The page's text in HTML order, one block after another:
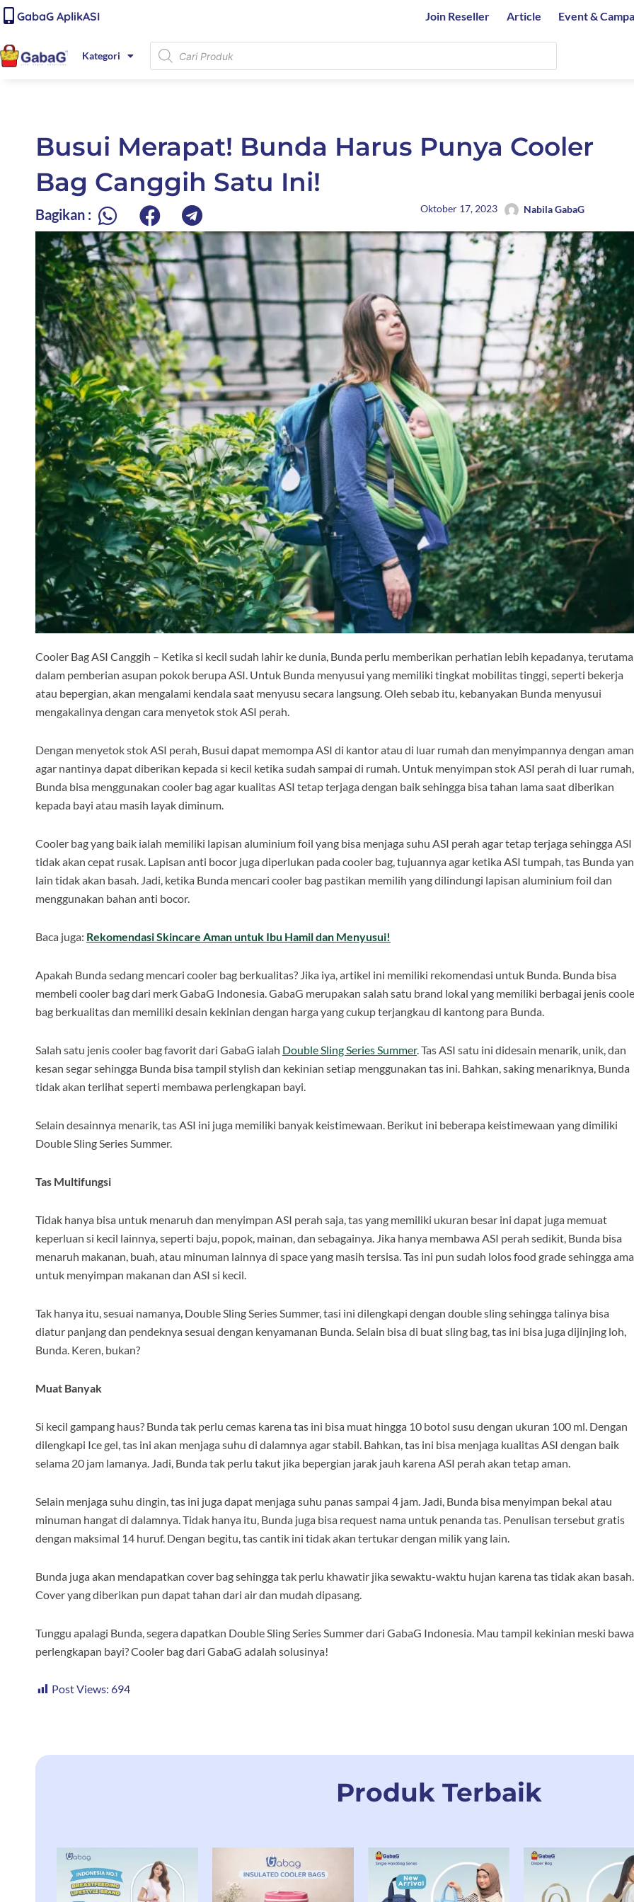
content
Lewati
ke
konten
GabaG AplikASI Join Reseller Article Event &
Kategori
Products
search
Busui Merapat! Bunda Harus Punya Cooler
Bag Canggih Satu Ini!
Bagikan : Oktober 17, 2023 Nabila GabaG
Cooler Bag ASI Canggih – Ketika si kecil sudah lahir ke dunia, Bunda perlu memberikan perhatian lebih kepadanya, terutama
dalam pemberian asupan pokok berupa ASI. Untuk Bunda menyusui yang memiliki tingkat mobilitas tinggi, seperti bekerja
atau bepergian, akan mengalami kendala saat menyusu secara langsung. Oleh sebab itu, kebanyakan Bunda menyusui
mengakalinya dengan cara menyetok stok ASI perah.
Dengan menyetok stok ASI perah, Busui dapat memompa ASI di kantor atau di luar rumah dan menyimpannya dengan aman
agar nantinya dapat diberikan kepada si kecil ketika sudah sampai di rumah. Untuk menyimpan stok ASI perah di luar rumah,
Bunda bisa menggunakan cooler bag agar kualitas ASI tetap terjaga dengan baik sehingga bisa tahan lama saat diberikan
kepada bayi atau masih layak diminum.
Cooler bag yang baik ialah memiliki lapisan aluminium foil yang bisa menjaga suhu ASI perah agar tetap terjaga sehingga ASI
tidak akan cepat rusak. Lapisan anti bocor juga diperlukan pada cooler bag, tujuannya agar ketika ASI tumpah, tas Bunda
lain tidak akan basah. Jadi, ketika Bunda mencari cooler bag pastikan memilih yang dilindungi lapisan aluminium foil dan
menggunakan bahan anti bocor.
Baca juga: Rekomendasi Skincare Aman untuk Ibu Hamil dan Menyusui!
Apakah Bunda sedang mencari cooler bag berkualitas? Jika iya, artikel ini memiliki rekomendasi untuk Bunda. Bunda bisa
membeli cooler bag dari merk GabaG Indonesia. GabaG merupakan salah satu brand lokal yang memiliki berbagai jenis
bag berkualitas dan memiliki desain kekinian dengan harga yang cukup terjangkau di kantong para Bunda.
Salah satu jenis cooler bag favorit dari GabaG ialah Double Sling Series Summer. Tas ASI satu ini didesain menarik, unik, dan
kesan segar sehingga Bunda bisa tampil stylish dan kekinian setiap menggunakan tas ini. Bahkan, saking menariknya, Bunda
tidak akan terlihat seperti membawa perlengkapan bayi.
Selain desainnya menarik, tas ASI ini juga memiliki banyak keistimewaan. Berikut ini beberapa keistimewaan yang dimiliki
Double Sling Series Summer.
Tas Multifungsi
Tidak hanya bisa untuk menaruh dan menyimpan ASI perah saja, tas yang memiliki ukuran besar ini dapat juga memuat
keperluan si kecil lainnya, seperti baju, popok, mainan, dan sebagainya. Jika hanya membawa ASI perah sedikit, Bunda bisa
menaruh makanan, buah, atau minuman lainnya di space yang masih tersisa. Tas ini pun sudah lolos food grade sehingga
untuk menyimpan makanan dan ASI si kecil.
Tak hanya itu, sesuai namanya, Double Sling Series Summer, tasi ini dilengkapi dengan double sling sehingga talinya bisa
diatur panjang dan pendeknya sesuai dengan kenyamanan Bunda. Selain bisa di buat sling bag, tas ini bisa juga dijinjing loh,
Bunda. Keren, bukan?
Muat Banyak
Si kecil gampang haus? Bunda tak perlu cemas karena tas ini bisa muat hingga 10 botol susu dengan ukuran 100 ml. Dengan
dilengkapi Ice gel, tas ini akan menjaga suhu di dalamnya agar stabil. Bahkan, tas ini bisa menjaga kualitas ASI dengan baik
selama 20 jam lamanya. Jadi, Bunda tak perlu takut jika bepergian jarak jauh karena ASI perah akan tetap aman.
Selain menjaga suhu dingin, tas ini juga dapat menjaga suhu panas sampai 4 jam. Jadi, Bunda bisa menyimpan bekal atau
minuman hangat di dalamnya. Tidak hanya itu, Bunda juga bisa request nama untuk penanda tas. Penulisan tersebut gratis
dengan maksimal 14 huruf. Dengan begitu, tas cantik ini tidak akan tertukar dengan milik yang lain.
Bunda juga akan mendapatkan cover bag sehingga tak perlu khawatir jika sewaktu-waktu hujan karena tas tidak akan basah.
Cover yang diberikan pun dapat tahan dari air dan mudah dipasang.
Tunggu apalagi Bunda, segera dapatkan Double Sling Series Summer dari GabaG Indonesia. Mau tampil kekinian meski bawa
perlengkapan bayi? Cooler bag dari GabaG adalah solusinya!
Post Views: 694
Produk Terbaik